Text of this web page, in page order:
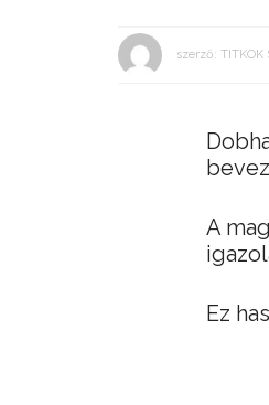
szerző: TITKOK
A
Ez